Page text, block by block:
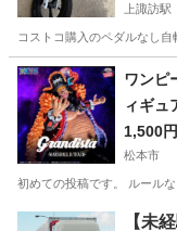
上諏訪駅
コストコ購入のペダルなし
長野 諏訪市 上諏訪
ワンピ
ィギュ
1,500円
松本市
初めての投稿です。 ルール
長野 松本市 フィギ
【未